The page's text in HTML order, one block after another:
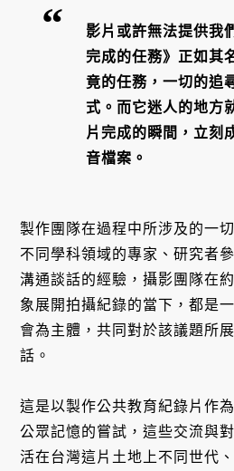
影片或許無法提供我
完成的任務》正如其
竟的任務，一切的追
式。而它迷人的地方
片完成的瞬間，立刻
音檔案。
製作團隊在過程中所涉及的一
不同學科領域的專家、研究者
溝通談話的經驗，攝影團隊在
象展開拍攝紀錄的當下，都是
會為主體，共同對於該議題所
話。
這是以製作公共教育紀錄片作
公眾記憶的嘗試，這些交流與
活在台灣這片土地上不同世代